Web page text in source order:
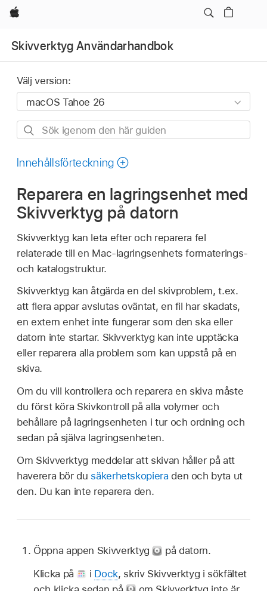
Apple
Skivverktyg Användarhandbok
Välj version:
Sök
den
guiden
Innehållsförteckning
Reparera en lagringsenhet med
Skivverktyg på datorn
Skivverktyg kan leta efter och reparera fel
relaterade till en Mac-lagringsenhets formaterings-
och katalogstruktur.
Skivverktyg kan åtgärda en del skivproblem, t.ex.
att flera appar avslutas oväntat, en fil har skadats,
en extern enhet inte fungerar som den ska eller
datorn inte startar. Skivverktyg kan inte upptäcka
eller reparera alla problem som kan uppstå på en
skiva.
Om du vill kontrollera och reparera en skiva måste
du först köra Skivkontroll på alla volymer och
behållare på lagringsenheten i tur och ordning och
sedan på själva lagringsenheten.
Om Skivverktyg meddelar att skivan håller på att
haverera bör du säkerhetskopiera den och byta ut
den. Du kan inte reparera den.
Öppna appen Skivverktyg
på datorn.
Klicka på
i Dock, skriv Skivverktyg i sökfältet